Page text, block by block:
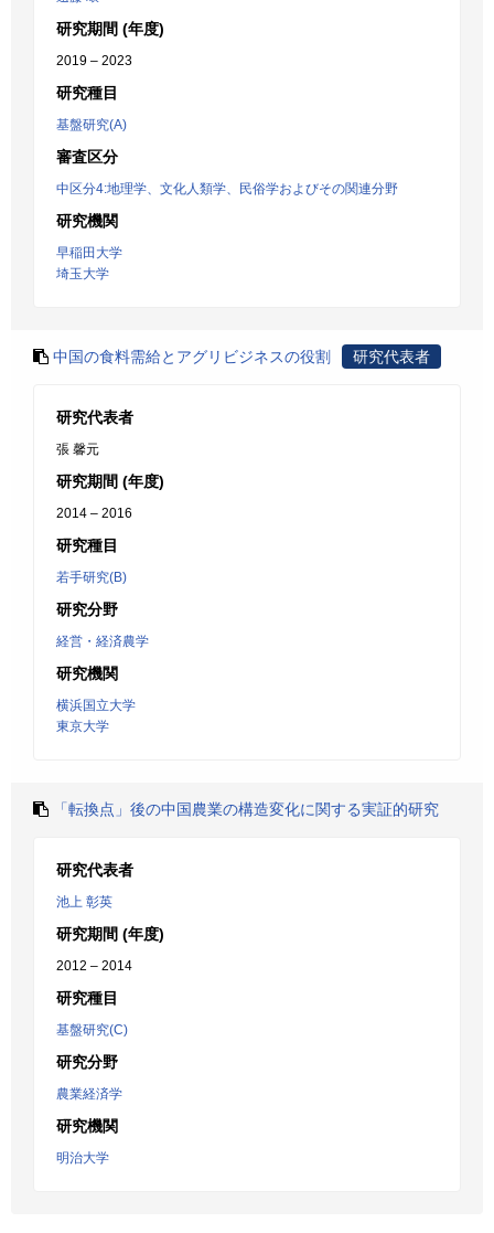
研究期間 (年度)
2019 – 2023
研究種目
基盤研究(A)
審査区分
中区分4:地理学、文化人類学、民俗学およびその関連分野
研究機関
早稲田大学
埼玉大学
中国の食料需給とアグリビジネスの役割 研究代表者
研究代表者
張 馨元
研究期間 (年度)
2014 – 2016
研究種目
若手研究(B)
研究分野
経営・経済農学
研究機関
横浜国立大学
東京大学
「転換点」後の中国農業の構造変化に関する実証的研究
研究代表者
池上 彰英
研究期間 (年度)
2012 – 2014
研究種目
基盤研究(C)
研究分野
農業経済学
研究機関
明治大学